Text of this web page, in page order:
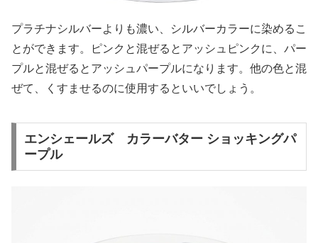
プラチナシルバーよりも濃い、シルバーカラーに染めるこ
とができます。ピンクと混ぜるとアッシュピンクに、パー
プルと混ぜるとアッシュパープルになります。他の色と混
ぜて、くすませるのに使用するといいでしょう。
エンシェールズ カラーバター ショッキングパ
ープル